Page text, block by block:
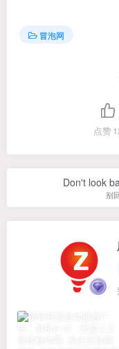
冒泡网
点赞
Don't look
别